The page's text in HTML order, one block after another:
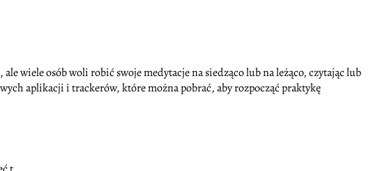
wiele osób woli robić swoje medytacje na siedząco lub na leżąco, czytając lub
aplikacji i trackerów, które można pobrać, aby rozpocząć praktykę